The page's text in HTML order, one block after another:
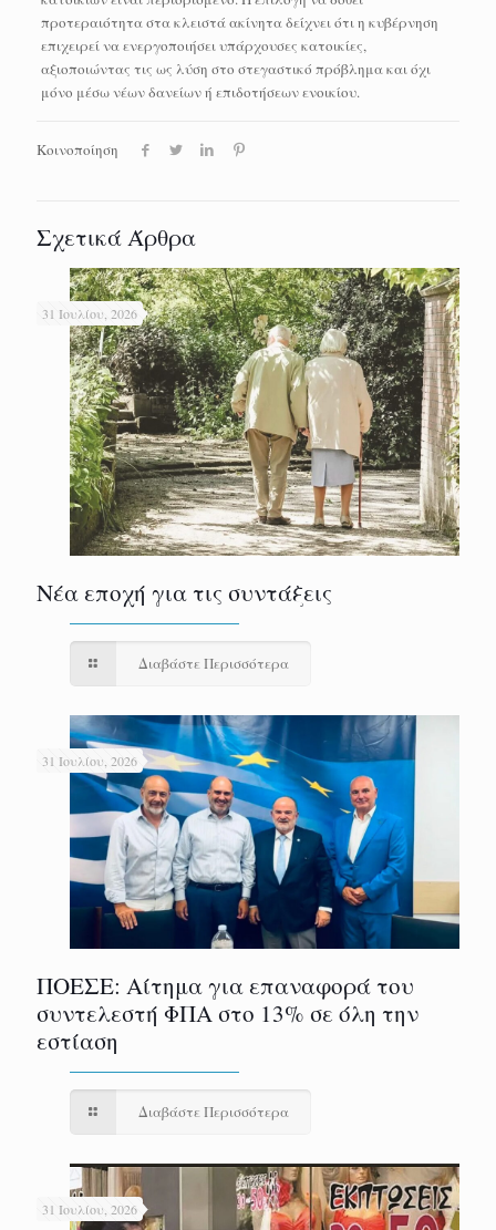
προτεραιότητα στα κλειστά ακίνητα δείχνει ότι η κυβέρνηση
επιχειρεί να ενεργοποιήσει υπάρχουσες κατοικίες,
αξιοποιώντας τις ως λύση στο στεγαστικό πρόβλημα και όχι
μόνο μέσω νέων δανείων ή επιδοτήσεων ενοικίου.
Κοινοποίηση
Σχετικά Άρθρα
31 Ιουλίου, 2026
Νέα εποχή για τις συντάξεις
Διαβάστε Περισσότερα
31 Ιουλίου, 2026
ΠΟΕΣΕ: Αίτημα για επαναφορά του
συντελεστή ΦΠΑ στο 13% σε όλη την
εστίαση
Διαβάστε Περισσότερα
31 Ιουλίου, 2026